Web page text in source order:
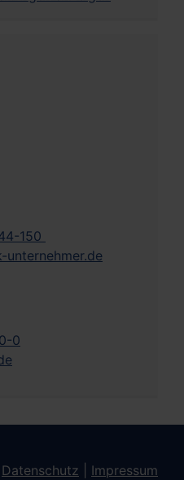
150
unternehmer.de
0
Datenschutz Impressum